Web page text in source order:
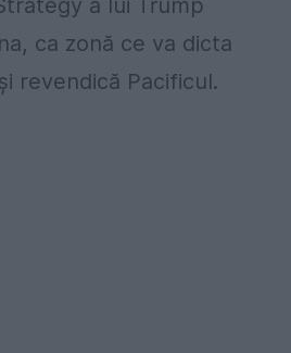
ca zonă ce va dicta
revendică Pacificul.